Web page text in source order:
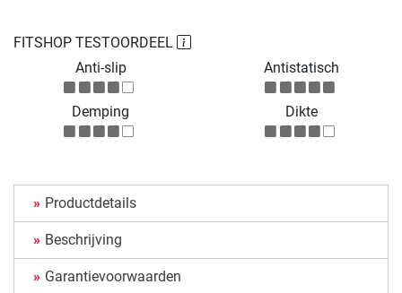
FITSHOP TESTOORDEEL
Anti-slip
Antistatisch
Demping Dikte
Productdetails
Beschrijving
Garantievoorwaarden